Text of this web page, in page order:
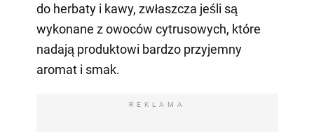
do herbaty i kawy, zwłaszcza jeśli są
wykonane z owoców cytrusowych, które
nadają produktowi bardzo przyjemny
aromat i smak.
REKLAMA